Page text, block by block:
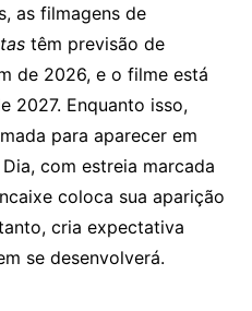
as filmagens de
têm previsão de
de 2026, e o filme está
2027. Enquanto isso,
para aparecer em
com estreia marcada
coloca sua aparição
cria expectativa
se desenvolverá.